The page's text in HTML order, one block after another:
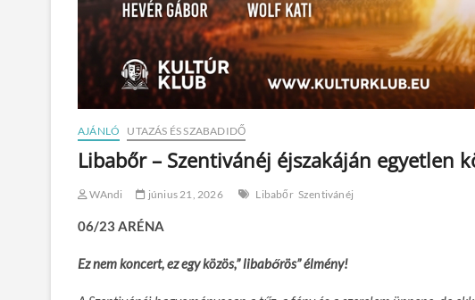
AJÁNLÓ UTAZÁS ÉS SZABADIDŐ
Libabőr – Szentivánéj éjszakáján egyetlen
WAndi június 21, 2026 Libabőr Szentivánéj
06/23 ARÉNA
Ez nem koncert, ez egy közös,” libabőrös” élmény!